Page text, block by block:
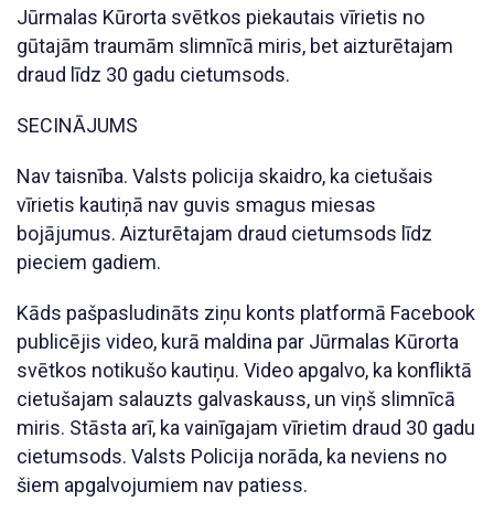
Jūrmalas Kūrorta svētkos piekautais vīrietis no
gūtajām traumām slimnīcā miris, bet aizturētajam
draud līdz 30 gadu cietumsods.
SECINĀJUMS
Nav taisnība. Valsts policija skaidro, ka cietušais
vīrietis kautiņā nav guvis smagus miesas
bojājumus. Aizturētajam draud cietumsods līdz
pieciem gadiem.
Kāds pašpasludināts ziņu konts platformā Facebook
publicējis video, kurā maldina par Jūrmalas Kūrorta
svētkos notikušo kautiņu. Video apgalvo, ka konfliktā
cietušajam salauzts galvaskauss, un viņš slimnīcā
miris. Stāsta arī, ka vainīgajam vīrietim draud 30 gadu
cietumsods. Valsts Policija norāda, ka neviens no
šiem apgalvojumiem nav patiess.